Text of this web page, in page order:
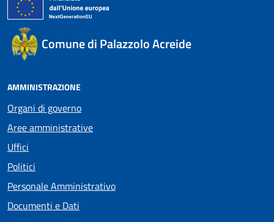
Comune di Palazzolo Acreide
AMMINISTRAZIONE
Organi di governo
Aree amministrative
Uffici
Politici
Personale Amministrativo
Documenti e Dati